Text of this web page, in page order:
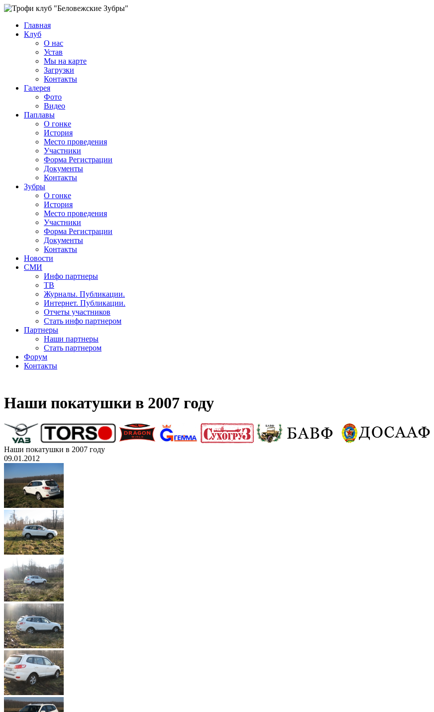
Главная
Клуб
О нас
Устав
Мы на карте
Загрузки
Контакты
Галерея
Фото
Видео
Паплавы
О гонке
История
Место проведения
Участники
Форма Регистрации
Документы
Контакты
Зубры
О гонке
История
Место проведения
Участники
Форма Регистрации
Документы
Контакты
Новости
СМИ
Инфо партнеры
ТВ
Журналы. Публикации.
Интернет. Публикации.
Отчеты участников
Стать инфо партнером
Партнеры
Наши партнеры
Стать партнером
Форум
Контакты
Наши покатушки в 2007 году
Наши покатушки в 2007 году
09.01.2012